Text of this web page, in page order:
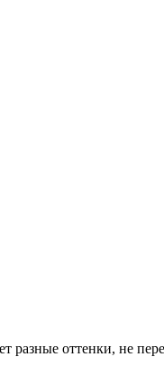
оттенки, не